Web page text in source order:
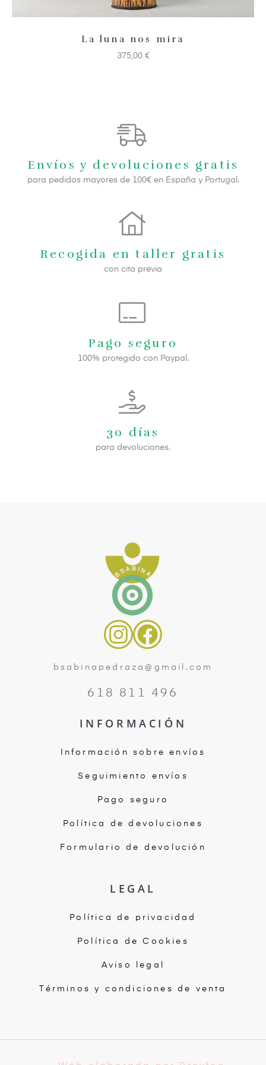
La luna nos mira
375,00 €
Envíos y devoluciones gratis
para pedidos mayores de 100€ en España y Portugal.
Recogida en taller gratis
con cita previa
Pago seguro
100% protegido con Paypal.
30 días
para devoluciones.
bsabinapedraza@gmail.com
618 811 496
INFORMACIÓN
Información sobre envíos
Seguimiento envíos
Pago seguro
Política de devoluciones
Formulario de devolución
LEGAL
Política de privacidad
Política de Cookies
Aviso legal
Términos y condiciones de venta